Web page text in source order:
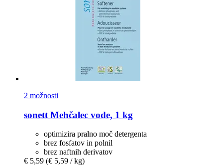
2 možnosti
sonett Mehčalec vode, 1 kg
optimizira pralno moč detergenta
brez fosfatov in polnil
brez naftnih derivatov
€ 5,59 (€ 5,59 / kg)